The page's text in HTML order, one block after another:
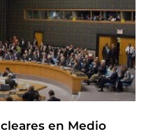
en Medio